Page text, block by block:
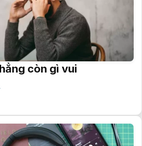
còn gì vui